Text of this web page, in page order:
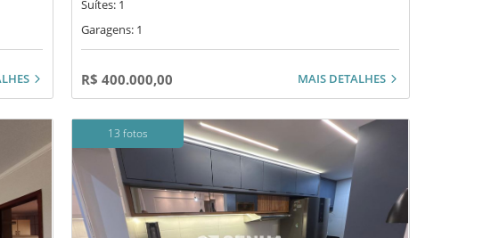
Suítes: 1
Garagens: 1
R$ 400.000,00 MAIS DETALHES
13 fotos